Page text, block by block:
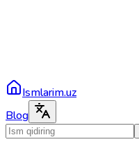
Ismlarim.uz
Blog